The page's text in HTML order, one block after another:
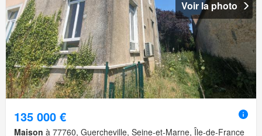
Voir la photo
135 000 €
Maison à 77760, Guercheville, Seine-et-Marne, Île-de-France